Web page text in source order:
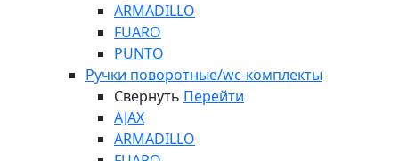
ARMADILLO
FUARO
PUNTO
Ручки поворотные/wc-комплекты
Свернуть Перейти
AJAX
ARMADILLO